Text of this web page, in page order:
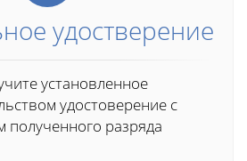
удостверение
установленное
удостоверение с
полученного разряда